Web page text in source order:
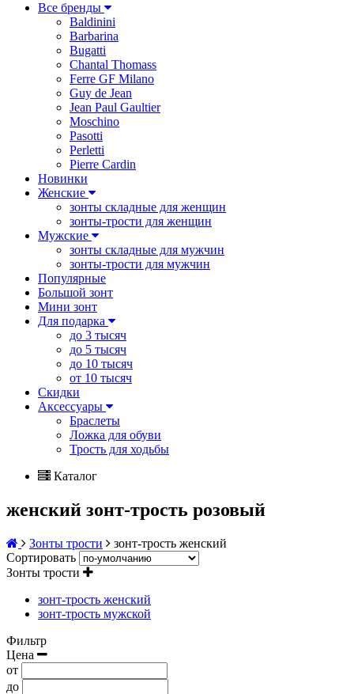
Все бренды
Baldinini
Barbarina
Bugatti
Chantal Thomass
Ferre GF Milano
Guy de Jean
Jean Paul Gaultier
Moschino
Pasotti
Perletti
Pierre Cardin
Новинки
Женские
зонты складные для женщин
зонты-трости для женщин
Мужские
зонты складные для мужчин
зонты-трости для мужчин
Популярные
Большой зонт
Мини зонт
Для подарка
до 3 тысяч
до 5 тысяч
до 10 тысяч
от 10 тысяч
Скидки
Аксессуары
Браслеты
Ложка для обуви
Трость для ходьбы
Каталог
женский зонт-трость розовый
Зонты трости
зонт-трость женский
Сортировать
Зонты трости
зонт-трость женский
зонт-трость мужской
Фильтр
Цена
от
до